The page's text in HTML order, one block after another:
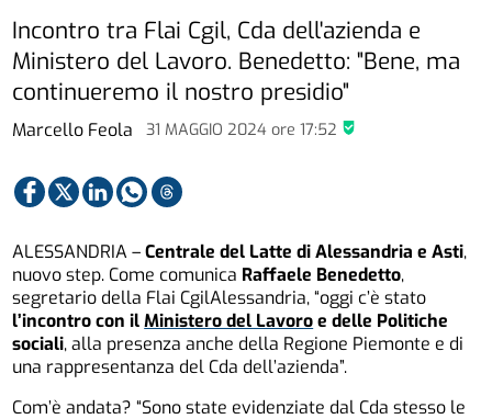
Marcello Feola 31 MAGGIO 2024ore 17:52
Incontro tra Flai Cgil, Cda dell'azienda e
Ministero del Lavoro. Benedetto: "Bene, ma
continueremo il nostro presidio"
ALESSANDRIA –Centrale del Latte di Alessandria e Asti,
nuovo step. Come comunica Raffaele Benedetto,
segretario della Flai CgilAlessandria, “oggi c’è stato
l’incontro con ilMinistero del Lavoroe delle Politiche
sociali, alla presenza anche della Regione Piemonte e di
una rappresentanza del Cda dell’azienda”.
Com’è andata? “Sono state evidenziate dal Cda stesso le